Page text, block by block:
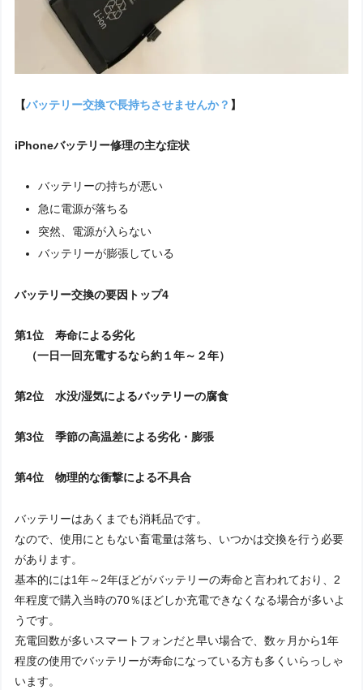
【バッテリー交換で長持ちさせませんか？ 】
iPhoneバッテリー修理の主な症状
バッテリーの持ちが悪い
急に電源が落ちる
突然、電源が入らない
バッテリーが膨張している
バッテリー交換の要因トップ4
第1位 寿命による劣化
（一日一回充電するなら約１年～２年）
第2位 水没/湿気によるバッテリーの腐食
第3位 季節の高温差による劣化・膨張
第4位 物理的な衝撃による不具合
バッテリーはあくまでも消耗品です。
なので、使用にともない畜電量は落ち、いつかは交換を行う必要
があります。
基本的には1年～2年ほどがバッテリーの寿命と言われており、2
年程度で購入当時の70％ほどしか充電できなくなる場合が多いよ
うです。
充電回数が多いスマートフォンだと早い場合で、数ヶ月から1年
程度の使用でバッテリーが寿命になっている方も多くいらっしゃ
います。